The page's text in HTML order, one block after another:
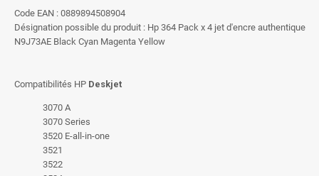
Code EAN : 0889894508904
Désignation possible du produit : Hp 364 Pack x 4 jet d'encre authentique
N9J73AE Black Cyan Magenta Yellow
Compatibilités HP Deskjet
3070 A
3070 Series
3520 E-all-in-one
3521
3522